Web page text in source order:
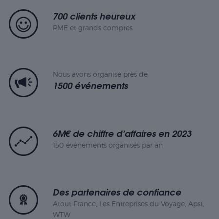
700 clients heureux
PME et grands comptes
Nous avons organisé près de
1500 événements
6M€ de chiffre d’affaires en 2023
150 événements organisés par an
Des partenaires de confiance
Atout France, Les Entreprises du Voyage, Apst,
WTW